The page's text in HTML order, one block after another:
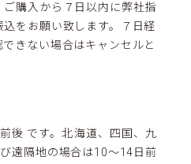
購入から７日以内に弊社指
をお願い致します。７日経
きない場合はキャンセルと
後 です。北海道、四国、九
遠隔地の場合は10～14日前